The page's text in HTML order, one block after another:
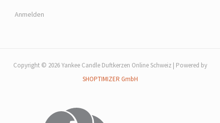
Anmelden
Copyright © 2026 Yankee Candle Duftkerzen Online Schweiz | Powered by
SHOPTIMIZER GmbH